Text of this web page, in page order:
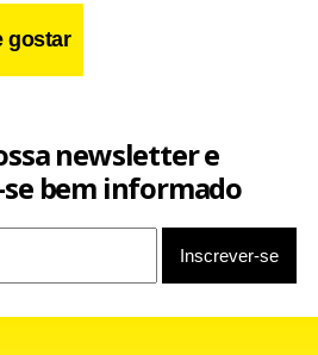
gostar
newsletter e
bem informado